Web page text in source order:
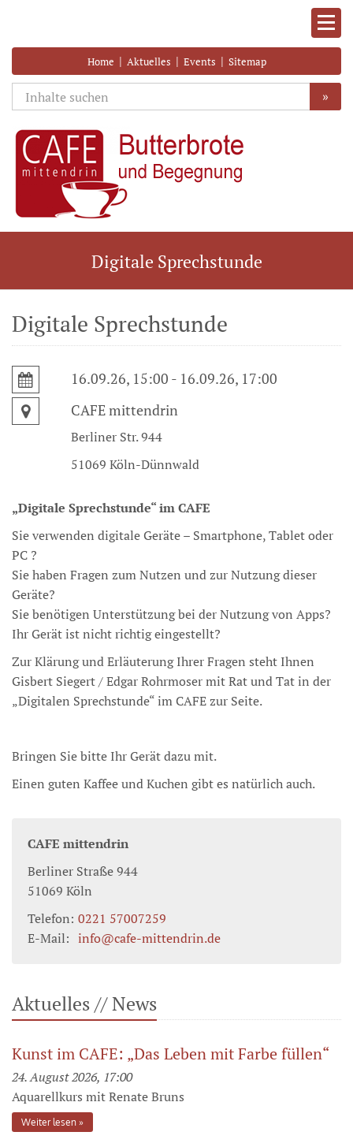
Home | Aktuelles | Events | Sitemap
»
Digitale Sprechstunde
Digitale Sprechstunde
16.09.26, 15:00 - 16.09.26, 17:00
CAFE mittendrin
Berliner Str. 944
51069 Köln-Dünnwald
„Digitale Sprechstunde“ im CAFE
Sie verwenden digitale Geräte – Smartphone, Tablet oder
PC ?
Sie haben Fragen zum Nutzen und zur Nutzung dieser
Geräte?
Sie benötigen Unterstützung bei der Nutzung von Apps?
Ihr Gerät ist nicht richtig eingestellt?
Zur Klärung und Erläuterung Ihrer Fragen steht Ihnen
Gisbert Siegert / Edgar Rohrmoser mit Rat und Tat in der
„Digitalen Sprechstunde“ im CAFE zur Seite.
Bringen Sie bitte Ihr Gerät dazu mit.
Einen guten Kaffee und Kuchen gibt es natürlich auch.
CAFE mittendrin
Berliner Straße 944
51069 Köln
Telefon: 0221 57007259
E-Mail: info@cafe-mittendrin.de
Aktuelles // News
Kunst im CAFE: „Das Leben mit Farbe füllen“
24. August 2026, 17:00
Aquarellkurs mit Renate Bruns
Weiter lesen